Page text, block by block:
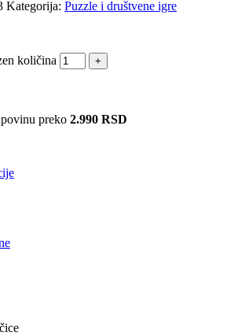
Kategorija: Puzzle i društvene igre
količina
preko 2.990 RSD